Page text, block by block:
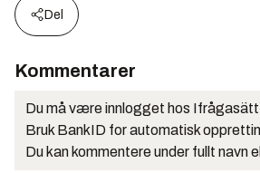
Del
Kommentarer
Du må være innlogget hos
Bruk BankID for automatisk
Du kan kommentere under fullt navn